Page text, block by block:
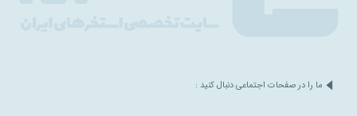
ما را در صفحات اجتماعی دنبال کنید :